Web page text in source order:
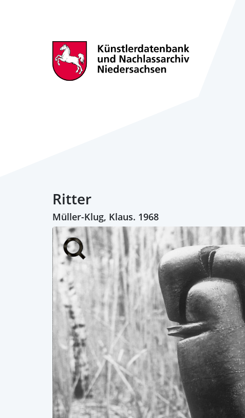
Ritter
Müller-Klug, Klaus. 1968